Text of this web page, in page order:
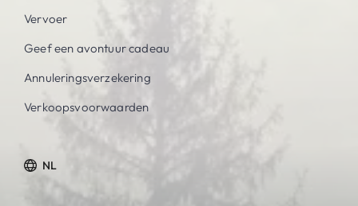
Vervoer
Geef een avontuur cadeau
Annuleringsverzekering
Verkoopsvoorwaarden
NL